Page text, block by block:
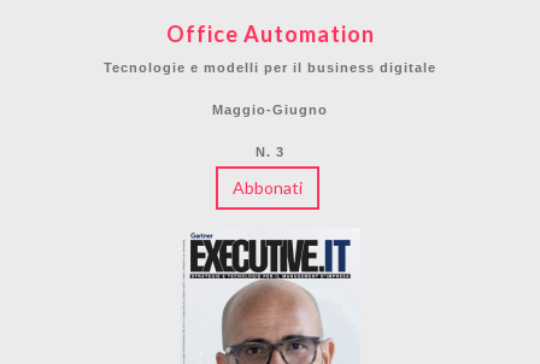
Office Automation
Tecnologie e modelli per il business digitale
Maggio-Giugno
N. 3
Abbonati